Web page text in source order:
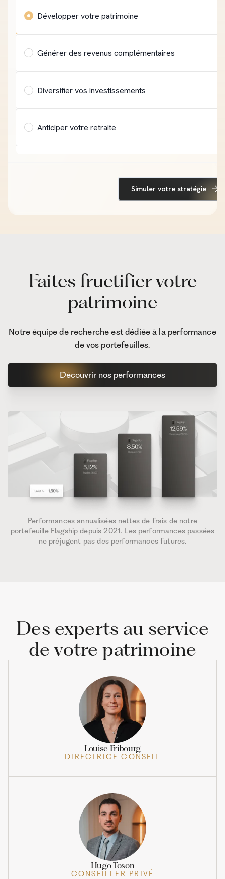
Faites fructifier votre
patrimoine
Notre équipe de recherche est dédiée à la performance
de vos portefeuilles.
Découvrir nos performances
Performances annualisées nettes de frais de notre
portefeuille Flagship depuis 2021. Les performances passées
ne préjugent pas des performances futures.
Des experts au service
de votre patrimoine
Louise Fribourg
DIRECTRICE CONSEIL
Hugo Toson
CONSEILLER PRIVÉ